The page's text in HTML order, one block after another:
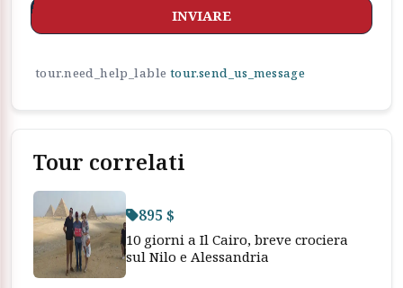
INVIARE
tour.need_help_lable tour.send_us_message
Tour correlati
895 $
10 giorni a Il Cairo, breve crociera
sul Nilo e Alessandria